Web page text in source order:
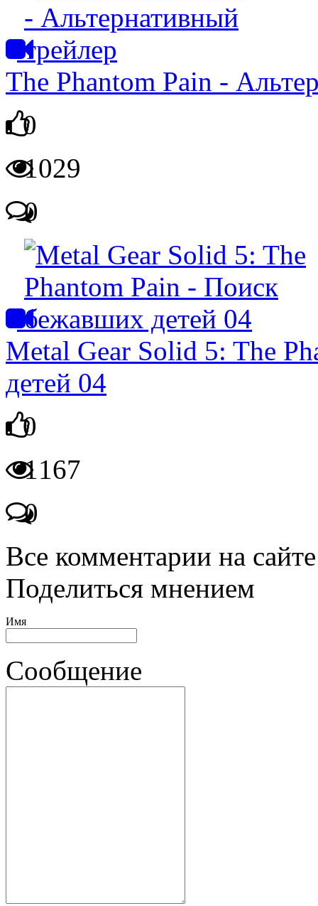
The Phantom Pain -
0
1029
0
Metal Gear Solid 5: The
детей 04
0
1167
0
Все комментарии на
Поделиться мнением
Имя
Сообщение